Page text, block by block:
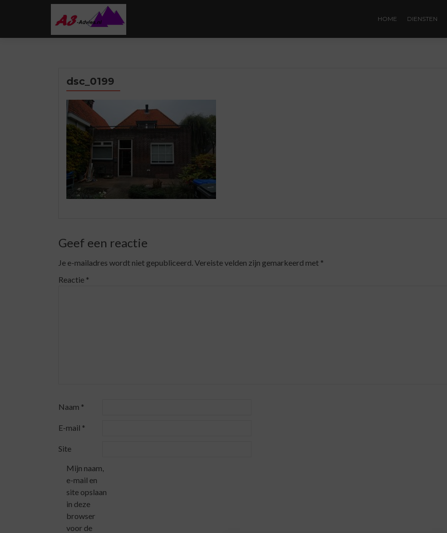
HOME DIENSTEN
dsc_0199
Geef een reactie
Je e-mailadres wordt niet gepubliceerd.Vereiste velden zijn gemarkeerd met *
Reactie *
Naam *
E-mail *
Site
Mijn naam,
e-mail en
site opslaan
in deze
browser
voor de